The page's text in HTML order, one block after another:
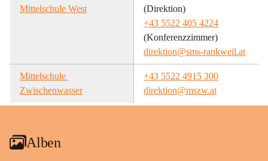
Mittelschule West
(Direktion)
+43 5522 405 4224
(Konferenzzimmer)
direktion@sms-rankweil.at
Mittelschule
Zwischenwasser
+43 5522 4915 300
direktion@mszw.at
Alben